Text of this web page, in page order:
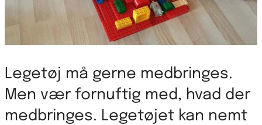
Legetøj må gerne medbringes.
Men vær fornuftig med, hvad der
medbringes. Legetøjet kan nemt